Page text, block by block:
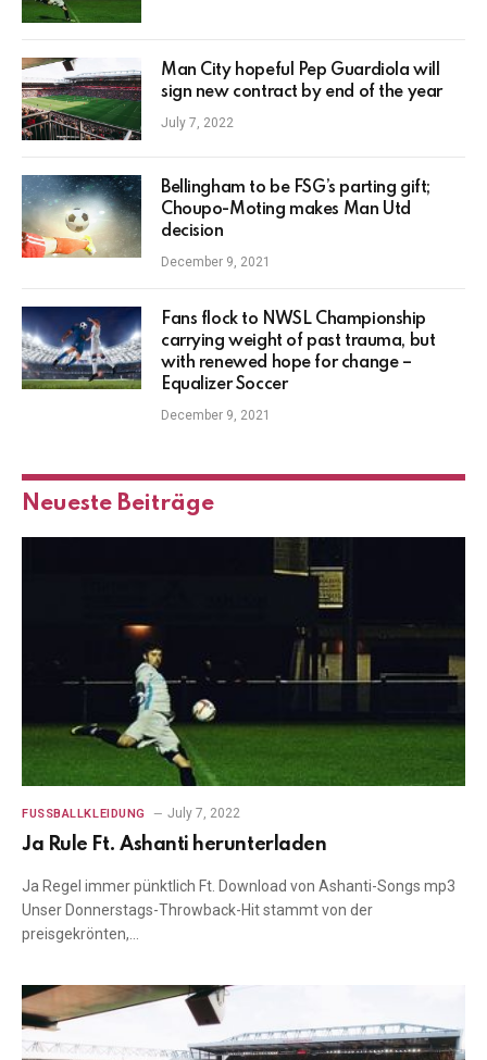
Man City hopeful Pep Guardiola will
sign new contract by end of the year
July 7, 2022
Bellingham to be FSG’s parting gift;
Choupo-Moting makes Man Utd
decision
December 9, 2021
Fans flock to NWSL Championship
carrying weight of past trauma, but
with renewed hope for change –
Equalizer Soccer
December 9, 2021
Neueste Beiträge
FUSSBALLKLEIDUNG July 7, 2022
Ja Rule Ft. Ashanti herunterladen
Ja Regel immer pünktlich Ft. Download von Ashanti-Songs mp3
Unser Donnerstags-Throwback-Hit stammt von der
preisgekrönten,…